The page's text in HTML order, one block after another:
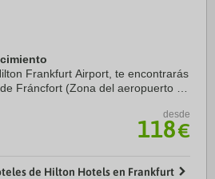
Frankfurt Airport, te encontrarás
Fráncfort (Zona del aeropuerto de
...
desde
118€
de Hilton Hotels en Frankfurt